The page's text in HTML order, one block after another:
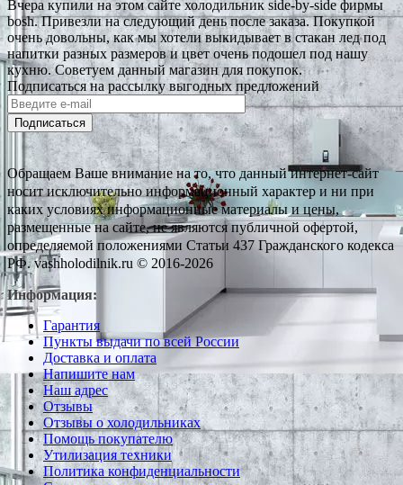
Вчера купили на этом сайте холодильник side-by-side фирмы
bosh. Привезли на следующий день после заказа. Покупкой
очень довольны, как мы хотели выкидывает в стакан лед под
напитки разных размеров и цвет очень подошел под нашу
кухню. Советуем данный магазин для покупок.
Подписаться на рассылку выгодных предложений
Подписаться
Обращаем Ваше внимание на то, что данный интернет-сайт
носит исключительно информационный характер и ни при
каких условиях информационные материалы и цены,
размещенные на сайте, не являются публичной офертой,
определяемой положениями Статьи 437 Гражданского кодекса
РФ. vashholodilnik.ru © 2016-2026
Информация:
Гарантия
Пункты выдачи по всей России
Доставка и оплата
Напишите нам
Наш адрес
Отзывы
Отзывы о холодильниках
Помощь покупателю
Утилизация техники
Политика конфиденциальности